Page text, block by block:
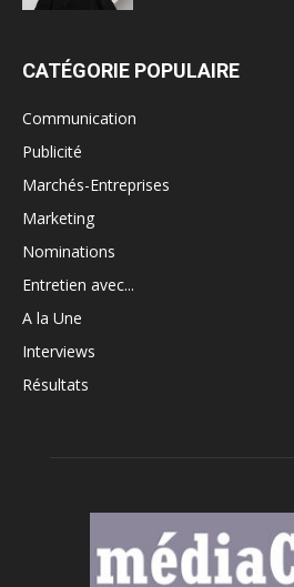
CATÉGORIE POPULAIRE
Communication
Publicité
Marchés-Entreprises
Marketing
Nominations
Entretien avec...
A la Une
Interviews
Résultats